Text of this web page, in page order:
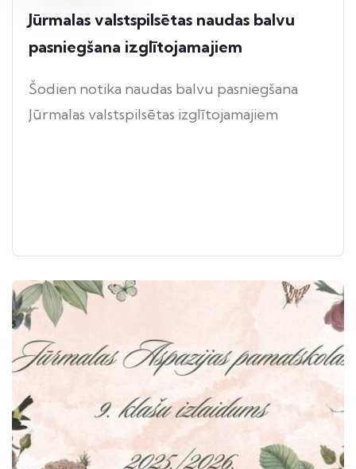
Jūrmalas valstspilsētas naudas balvu
pasniegšana izglītojamajiem
Šodien notika naudas balvu pasniegšana
Jūrmalas valstspilsētas izglītojamajiem